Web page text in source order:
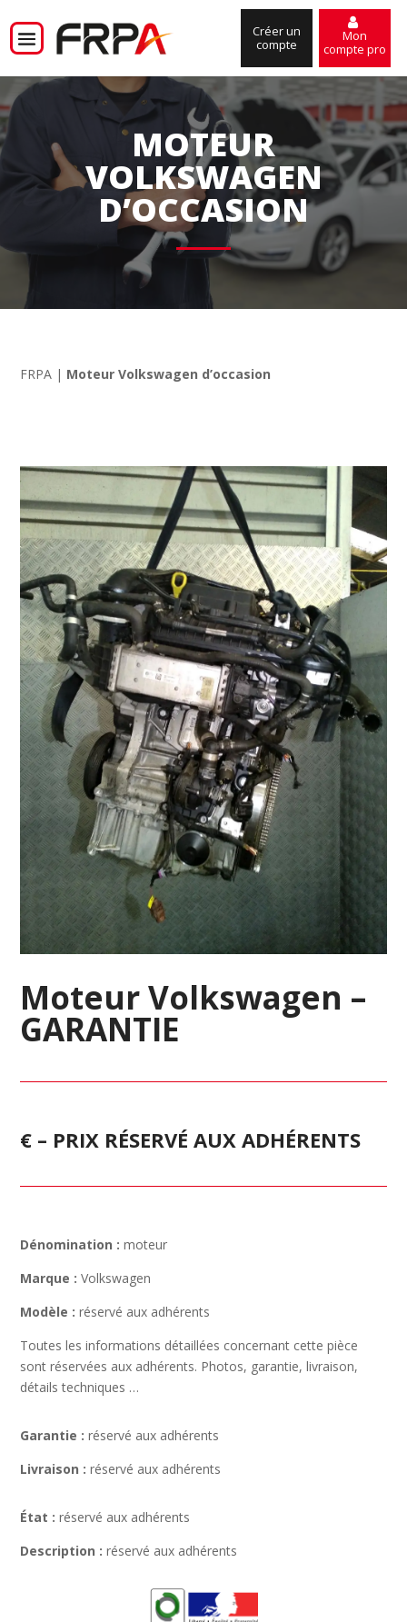
Créer un
compte
Mon
compte pro
MOTEUR
VOLKSWAGEN
D’OCCASION
FRPA | Moteur Volkswagen d’occasion
Moteur Volkswagen –
GARANTIE
€ – PRIX RÉSERVÉ AUX ADHÉRENTS
Dénomination : moteur
Marque : Volkswagen
Modèle : réservé aux adhérents
Toutes les informations détaillées concernant cette pièce
sont réservées aux adhérents. Photos, garantie, livraison,
détails techniques …
Garantie : réservé aux adhérents
Livraison : réservé aux adhérents
État : réservé aux adhérents
Description : réservé aux adhérents